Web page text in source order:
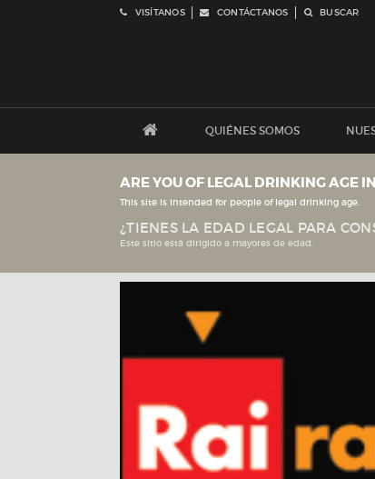
VISÍTANOS CONTÁCTANOS BUSCAR
QUIÉNES SOMOS
ARE YOU OF LEGAL DRINKING AGE
This site is intended for people of legal drinking age.
¿TIENES LA EDAD LEGAL PARA
Este sitio está dirigido a mayores de edad.